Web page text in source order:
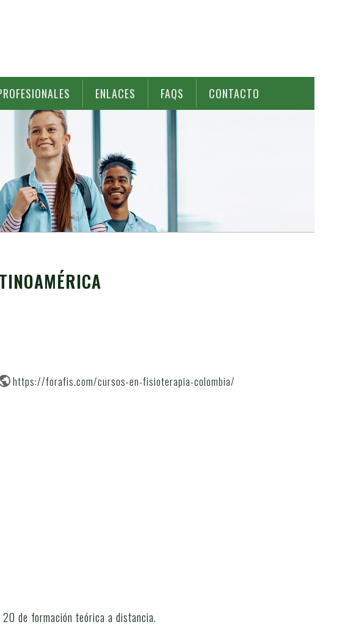
ENLACES FAQS CONTACTO
https://forafis.com/cursos-en-fisioterapia-colombia/
de formación teórica a distancia.